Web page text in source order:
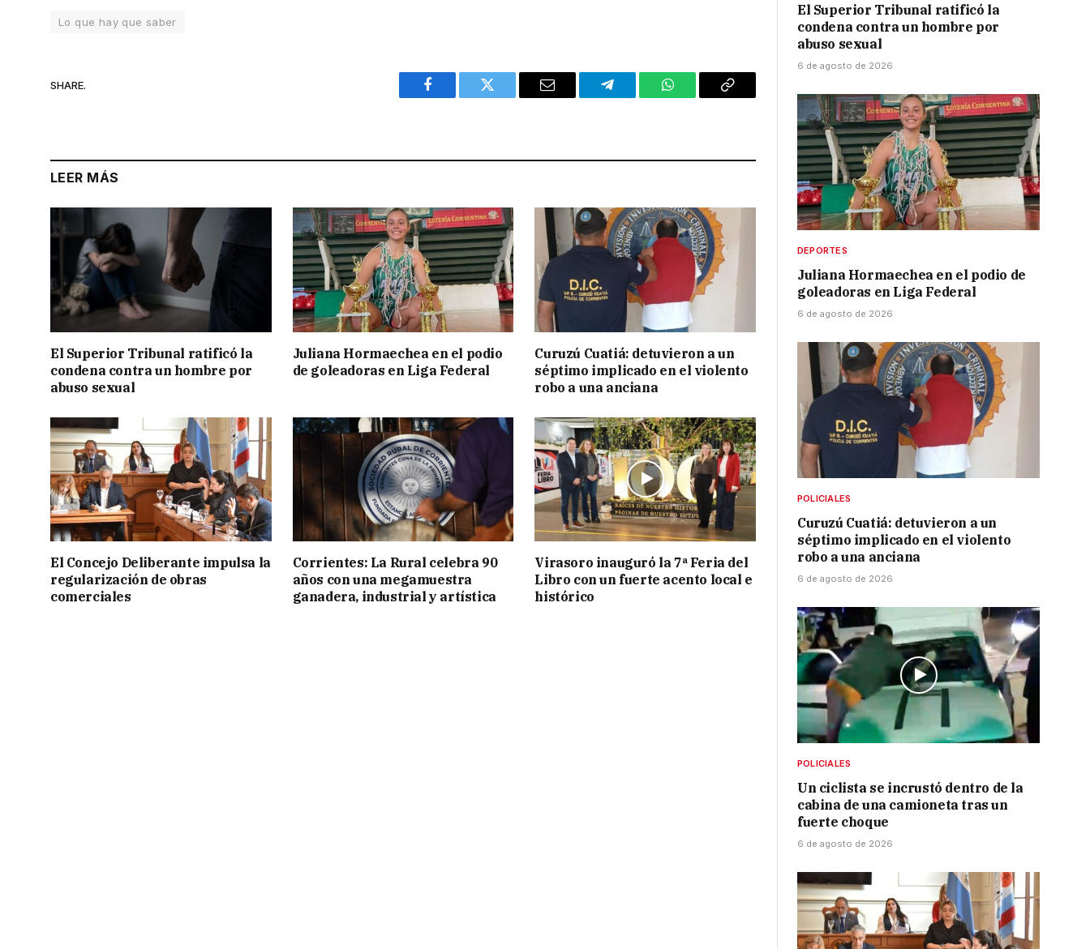
Lo que hay que saber
SHARE.
Facebook Twitter Email Telegram WhatsAppCopy
LEER MÁS
El Superior Tribunal ratificó la
condena contra un hombre por
abuso sexual
Juliana Hormaechea en el podio
de goleadoras en Liga Federal
Curuzú Cuatiá: detuvieron a un
séptimo implicado en el violento
robo a una anciana
El Concejo Deliberante impulsa la
regularización de obras
comerciales
Corrientes: La Rural celebra 90
años con una megamuestra
ganadera, industrial y artística
Virasoro inauguró la 7ª Feria del
Libro con un fuerte acento local e
histórico
El Superior Tribunal ratificó la
condena contra un hombre por
abuso sexual
6 de agosto de 2026
DEPORTES
Juliana Hormaechea en el podio de
goleadoras en Liga Federal
6 de agosto de 2026
POLICIALES
Curuzú Cuatiá: detuvieron a un
séptimo implicado en el violento
robo a una anciana
6 de agosto de 2026
POLICIALES
Un ciclista se incrustó dentro de la
cabina de una camioneta tras un
fuerte choque
6 de agosto de 2026